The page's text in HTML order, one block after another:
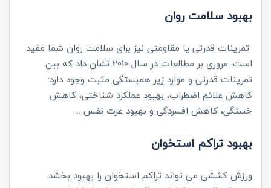
بهبود سلامت روان
تمرینات قدرتی یا مقاومتی نیز برای سلامت روان شما مفید
است. مروری بر مطالعات در سال 2010 نشان داد که بین
تمرینات قدرتی و موارد زیر همبستگی مثبت وجود دارد:
کاهش علائم اضطراب، بهبود عملکرد شناختی، کاهش
خستگی، کاهش افسردگی و بهبود عزت نفس ....
بهبود تراکم استخوان
ورزش کششی می تواند تراکم استخوان را بهبود بخشد.